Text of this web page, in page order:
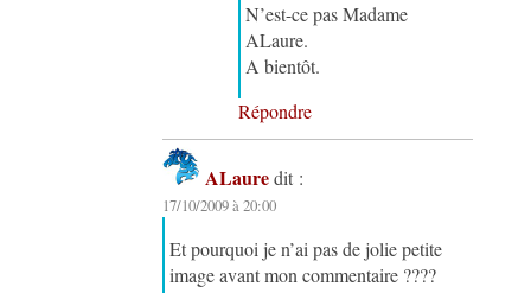
N’est-ce pas Madame
ALaure.
A bientôt.
Répondre
ALaure dit :
17/10/2009 à 20:00
Et pourquoi je n’ai pas de jolie petite
image avant mon commentaire ????